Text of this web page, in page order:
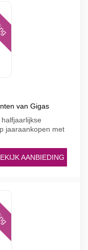
van Gigas
jaaraankopen met
AANBIEDING